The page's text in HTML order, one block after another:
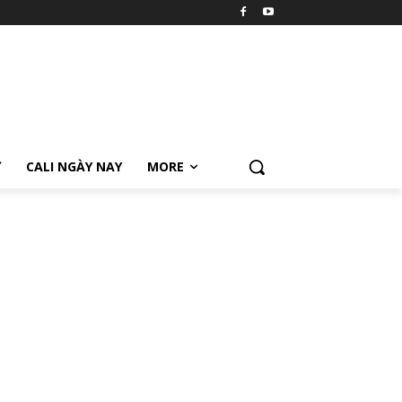
CALI NGÀY NAY MORE